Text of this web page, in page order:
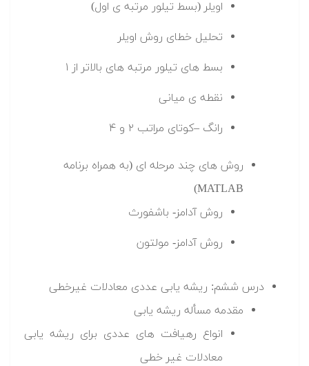
اویلر (بسط تیلور مرتبه ی اول)
تحلیل خطای روش اویلر
بسط های تیلور مرتبه های بالاتر از ۱
نقطه ی میانی
رانگ –کوتای مراتب ۲ و ۴
روش های چند مرحله ای (به همراه برنامه
MATLAB)
روش آدامز- باشفورث
روش آدامز- مولتون
درس ششم: ریشه یابی عددی معادلات غیرخطی
مقدمه مسأله ریشه یابی
انواع رهیافت های عددی برای ریشه یابی
معادلات غیر خطی